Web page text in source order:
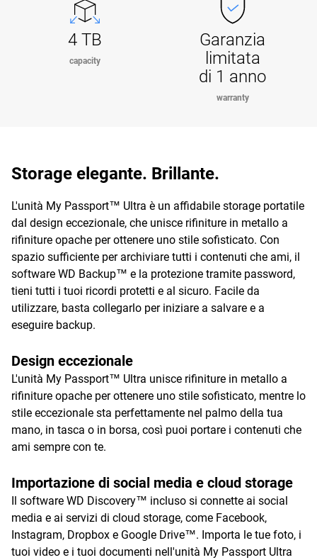
4 TB
capacity
Garanzia
limitata
di 1 anno
warranty
Storage elegante. Brillante.
L'unità My Passport™ Ultra è un affidabile storage portatile
dal design eccezionale, che unisce rifiniture in metallo a
rifiniture opache per ottenere uno stile sofisticato. Con
spazio sufficiente per archiviare tutti i contenuti che ami, il
software WD Backup™ e la protezione tramite password,
tieni tutti i tuoi ricordi protetti e al sicuro. Facile da
utilizzare, basta collegarlo per iniziare a salvare e a
eseguire backup.
Design eccezionale
L'unità My Passport™ Ultra unisce rifiniture in metallo a
rifiniture opache per ottenere uno stile sofisticato, mentre lo
stile eccezionale sta perfettamente nel palmo della tua
mano, in tasca o in borsa, così puoi portare i contenuti che
ami sempre con te.
Importazione di social media e cloud storage
Il software WD Discovery™ incluso si connette ai social
media e ai servizi di cloud storage, come Facebook,
Instagram, Dropbox e Google Drive™. Importa le tue foto, i
tuoi video e i tuoi documenti nell'unità My Passport Ultra